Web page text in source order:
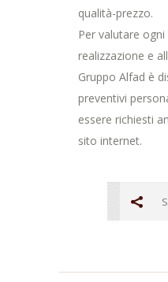
qualità-prezzo.
Per valutare ogni
realizzazione e
Gruppo Alfad è
preventivi
essere richiesti
sito internet.